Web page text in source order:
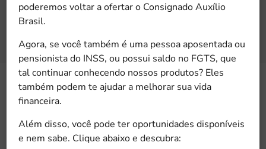
poderemos voltar a ofertar o Consignado Auxílio
Brasil.
Agora, se você também é uma pessoa aposentada ou
pensionista do INSS, ou possui saldo no FGTS, que
tal continuar conhecendo nossos produtos? Eles
também podem te ajudar a melhorar sua vida
financeira.
Além disso, você pode ter oportunidades disponíveis
e nem sabe. Clique abaixo e descubra:
Perguntas frequentes